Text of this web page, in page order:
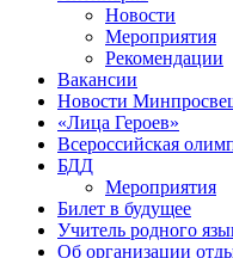
Новости
Мероприятия
Рекомендации
Вакансии
Новости
«Лица Героев»
Всероссийская
БДД
Мероприятия
Билет в будущее
Учитель родного
Об организации